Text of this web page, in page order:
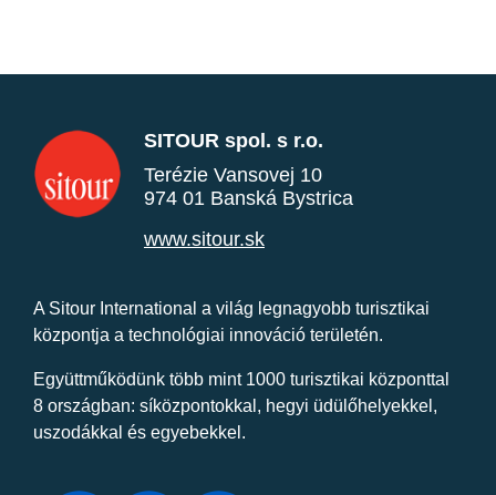
SITOUR spol. s r.o.
Terézie Vansovej 10
974 01 Banská Bystrica
www.sitour.sk
A Sitour International a világ legnagyobb turisztikai
központja a technológiai innováció területén.
Együttműködünk több mint 1000 turisztikai központtal
8 országban: síközpontokkal, hegyi üdülőhelyekkel,
uszodákkal és egyebekkel.